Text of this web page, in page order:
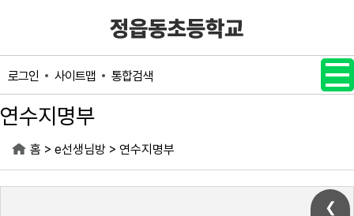
로그인 사이트맵 통합검색
연수지명부
홈 > e선생님방 > 연수지명부